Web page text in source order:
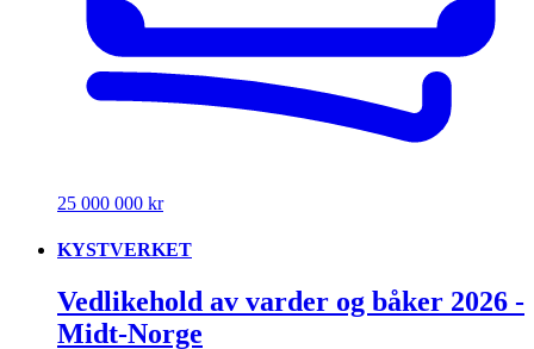
25 000 000 kr
KYSTVERKET
Vedlikehold av varder og båker 2026 -
Midt-Norge